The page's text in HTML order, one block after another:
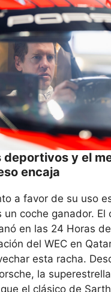
deportivos y el
encaja
a favor de su uso
un coche ganador. El
en las 24 Horas
del WEC en
esta racha.
la
el clásico de